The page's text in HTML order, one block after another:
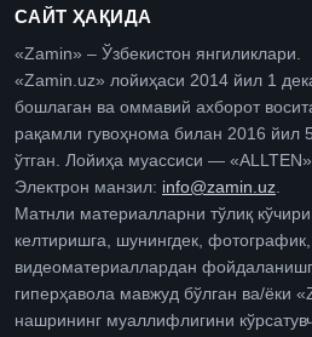
САЙТ ҲАҚИДА
«Zamin» – Ўзбекистон янгиликлари.
«Zamin.uz» лойиҳаси 2014 йил 1
бошлаган ва оммавий ахборот
рақамли гувоҳнома билан 2016 йил
ўтган. Лойиҳа муассиси —
Электрон манзил: info@zamin.uz.
Матнли материалларни тўлиқ
келтиришга, шунингдек,
видеоматериаллардан
гиперҳавола мавжуд бўлган ва/ёки
нашрининг муаллифлигини